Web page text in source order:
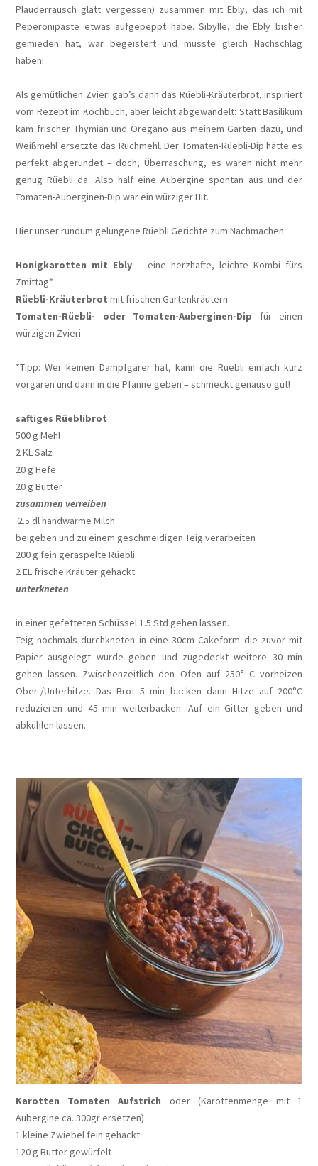
Plauderrausch glatt vergessen) zusammen mit Ebly, das ich mit
Peperonipaste etwas aufgepeppt habe. Sibylle, die Ebly bisher
gemieden hat, war begeistert und musste gleich Nachschlag
haben!
Als gemütlichen Zvieri gab’s dann das Rüebli-Kräuterbrot, inspiriert
vom Rezept im Kochbuch, aber leicht abgewandelt: Statt Basilikum
kam frischer Thymian und Oregano aus meinem Garten dazu, und
Weißmehl ersetzte das Ruchmehl. Der Tomaten-Rüebli-Dip hätte es
perfekt abgerundet – doch, Überraschung, es waren nicht mehr
genug Rüebli da. Also half eine Aubergine spontan aus und der
Tomaten-Auberginen-Dip war ein würziger Hit.
Hier unser rundum gelungene Rüebli Gerichte zum Nachmachen:
Honigkarotten mit Ebly – eine herzhafte, leichte Kombi fürs
Zmittag*
Rüebli-Kräuterbrot mit frischen Gartenkräutern
Tomaten-Rüebli- oder Tomaten-Auberginen-Dip für einen
würzigen Zvieri
*Tipp: Wer keinen Dampfgarer hat, kann die Rüebli einfach kurz
vorgaren und dann in die Pfanne geben – schmeckt genauso gut!
saftiges Rüeblibrot
500 g Mehl
2 KL Salz
20 g Hefe
20 g Butter
zusammen verreiben
2.5 dl handwarme Milch
beigeben und zu einem geschmeidigen Teig verarbeiten
200 g fein geraspelte Rüebli
2 EL frische Kräuter gehackt
unterkneten
in einer gefetteten Schüssel 1.5 Std gehen lassen.
Teig nochmals durchkneten in eine 30cm Cakeform die zuvor mit
Papier ausgelegt wurde geben und zugedeckt weitere 30 min
gehen lassen. Zwischenzeitlich den Ofen auf 250° C vorheizen
Ober-/Unterhitze. Das Brot 5 min backen dann Hitze auf 200°C
reduzieren und 45 min weiterbacken. Auf ein Gitter geben und
abkühlen lassen.
Karotten Tomaten Aufstrich oder (Karottenmenge mit 1
Aubergine ca. 300gr ersetzen)
1 kleine Zwiebel fein gehackt
120 g Butter gewürfelt